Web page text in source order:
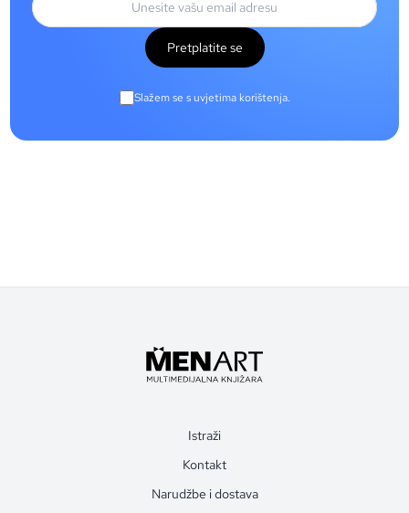
Pretplatite se
Slažem se s uvjetima korištenja.
Istraži
Kontakt
Narudžbe i dostava